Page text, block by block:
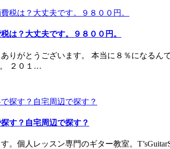
は？大丈夫です。９８００円。
りがとうございます。 本当に８％になる
２０１…
す？自宅周辺で探す？
。個人レッスン専門のギター教室。